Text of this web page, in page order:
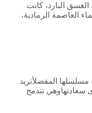
البارد، كانت
العاصمة الرمادية،
المفضلأتريد
سعادتهاوهي تندمج